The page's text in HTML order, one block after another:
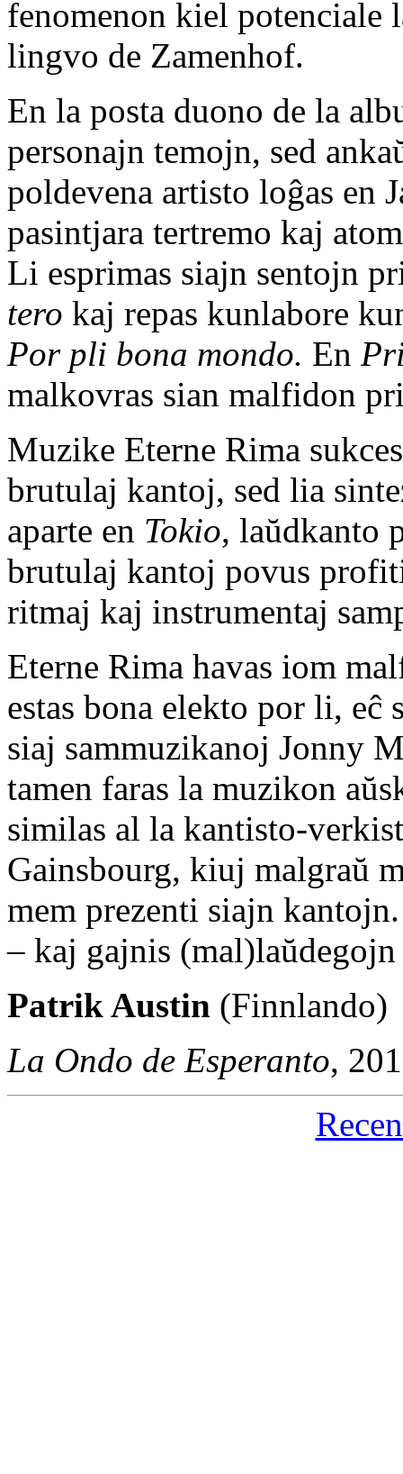
fenomenon kiel potenciale
lingvo de Zamenhof.
En la posta duono de la
personajn temojn, sed
poldevena artisto loĝas en
pasintjara tertremo kaj
Li esprimas siajn sentojn
tero kaj repas kunlabore
Por pli bona mondo. En
malkovras sian malfidon
Muzike Eterne Rima
brutulaj kantoj, sed lia
aparte en Tokio, laŭdkanto
brutulaj kantoj povus
ritmaj kaj instrumentaj
Eterne Rima havas iom
estas bona elekto por li, eĉ
siaj sammuzikanoj Jonny
tamen faras la muzikon
similas al la kantisto-
Gainsbourg, kiuj malgraŭ
mem prezenti siajn
– kaj gajnis
Patrik Austin (Finnlando)
La Ondo de Esperanto,